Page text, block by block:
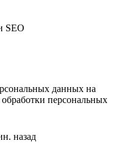
SEO
данных на
персональных
назад